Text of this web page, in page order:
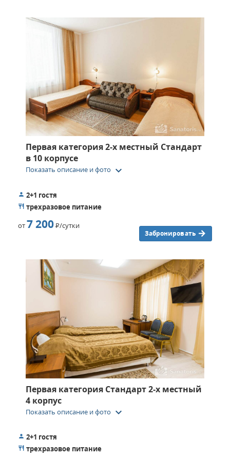
Первая категория 2-х местный Стандарт
в 10 корпусе
Показать описание и фото keyboard_arrow_down
2+1 гостя
трехразовое питание
от7 200Р/сутки
Забронировать
Первая категория Стандарт 2-х местный
4 корпус
Показать описание и фото keyboard_arrow_down
2+1 гостя
трехразовое питание